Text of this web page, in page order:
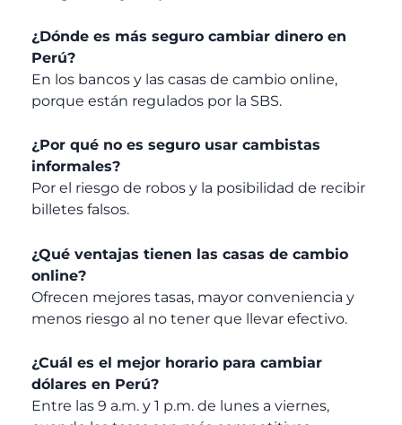
¿Dónde es más seguro cambiar dinero en
Perú?
En los bancos y las casas de cambio online,
porque están regulados por la SBS.
¿Por qué no es seguro usar cambistas
informales?
Por el riesgo de robos y la posibilidad de recibir
billetes falsos.
¿Qué ventajas tienen las casas de cambio
online?
Ofrecen mejores tasas, mayor conveniencia y
menos riesgo al no tener que llevar efectivo.
¿Cuál es el mejor horario para cambiar
dólares en Perú?
Entre las 9 a.m. y 1 p.m. de lunes a viernes,